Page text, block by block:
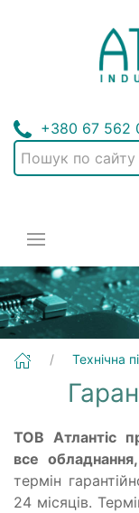
+380 67 562
Технічна
ТОВ Атлантіс
все
термін
24 місяців.